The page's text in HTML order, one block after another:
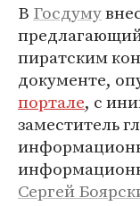
В Госдуму
пиратским
документе,
портале, с
заместитель
Сергей